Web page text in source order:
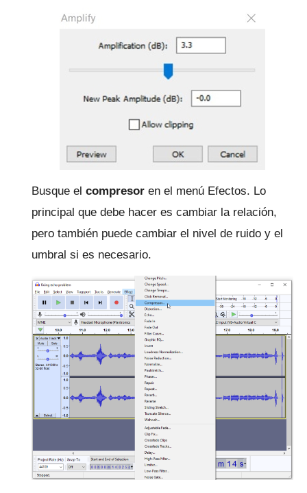
Busque el compresor en el menú Efectos. Lo
principal que debe hacer es cambiar la relación,
pero también puede cambiar el nivel de ruido y el
umbral si es necesario.